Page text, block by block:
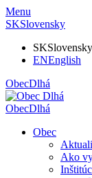
Menu
SKSlovensky
SKSlovensky
ENEnglish
ObecDlhá
ObecDlhá
Obec
Ako